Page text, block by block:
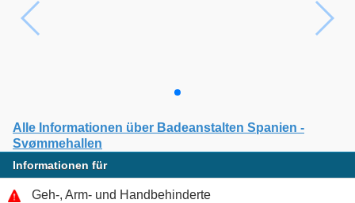
Alle Informationen über Badeanstalten Spanien -
Svømmehallen
Informationen für
Geh-, Arm- und Handbehinderte